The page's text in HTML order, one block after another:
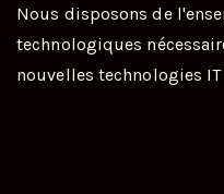
Nous disposons de
technologiques
nouvelles technologies